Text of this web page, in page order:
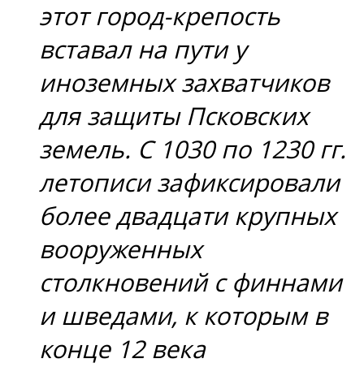
этот город-крепость
вставал на пути у
иноземных захватчиков
для защиты Псковских
земель. С 1030 по 1230 гг.
летописи зафиксировали
более двадцати крупных
вооруженных
столкновений с финнами
и шведами, к которым в
конце 12 века